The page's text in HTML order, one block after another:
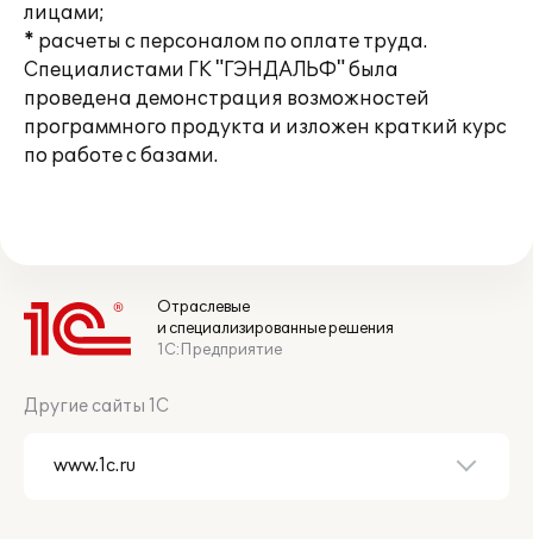
лицами;
* расчеты с персоналом по оплате труда.
Специалистами ГК "ГЭНДАЛЬФ" была
проведена демонстрация возможностей
программного продукта и изложен краткий курс
по работе с базами.
Отраслевые
и специализированные решения
1С:Предприятие
Другие сайты 1С